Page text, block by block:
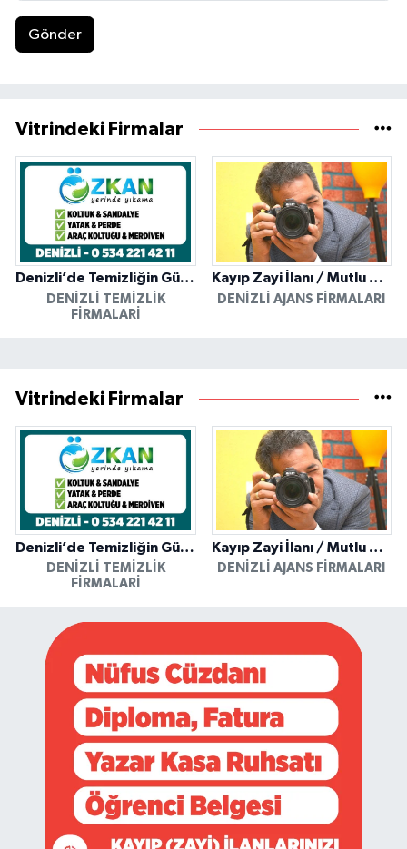
Gönder
Vitrindeki Firmalar
Denizli’de Temizliğin Güvenilir Adresi: Özkan Yerinde Yıkama
DENIZLI TEMIZLIK
FIRMALARI
Kayıp Zayi İlanı / Mutlu Ajans / Denizli
DENIZLI AJANS FIRMALARI
Vitrindeki Firmalar
Denizli’de Temizliğin Güvenilir Adresi: Özkan Yerinde Yıkama
DENIZLI TEMIZLIK
FIRMALARI
Kayıp Zayi İlanı / Mutlu Ajans / Denizli
DENIZLI AJANS FIRMALARI